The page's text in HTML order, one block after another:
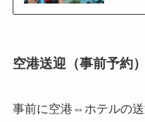
空港送迎（事前予約）
事前に空港⇔ホテルの